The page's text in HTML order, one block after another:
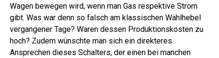
Wagen bewegen wird, wenn man Gas respektive Strom
gibt. Was war denn so falsch am klassischen Wählhebel
vergangener Tage? Waren dessen Produktionskosten zu
hoch? Zudem wünschte man sich ein direkteres
Ansprechen dieses Schalters, der einen bei manchen